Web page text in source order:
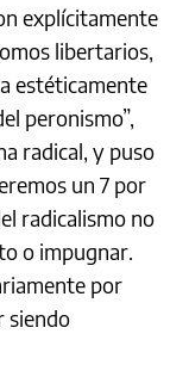
explícitamente
libertarios,
estéticamente
peronismo”,
radical, y puso
un 7 por
radicalismo no
o impugnar.
por
siendo